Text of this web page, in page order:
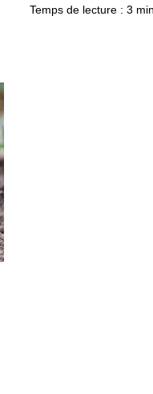
Temps de lecture : 3 min